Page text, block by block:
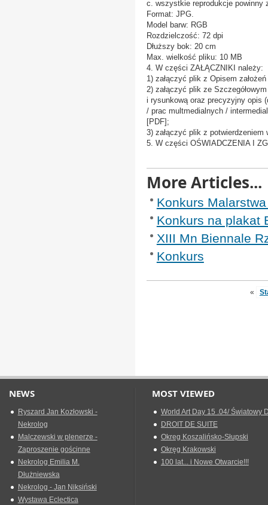
c. wszystkie reprodukcje powinny
Format: JPG.
Model barw: RGB
Rozdzielczość: 72 dpi
Dłuższy bok: 20 cm
Max. wielkość pliku: 10 MB
4. W części ZAŁĄCZNIKI należy:
1) załączyć plik z Opisem
2) załączyć plik ze
i rysunkową oraz precyzyjny opis
/ prac multmedialnych /
[PDF];
3) załączyć plik z potwierdzeniem
5. W części OŚWIADCZENIA I
More Articles...
Konkurs
Konkurs na plakat
XIII Mn Biennale
Konkurs
«
NEWS
Ryszard Jan Kozłowski -
Nekrolog
Malczewski w plenerze -
Zaproszenie gościnne
Nekrolog Emilia M.
Dłużniewska
Nekrolog - Jan Niksiński
Wystawa Eclectica
MOST VIEWED
World Art Day 15 .04/ Światowy
DROIT DE SUITE
Okreg Koszalińsko-Słupski
Okręg Krakowski
100 lat... i Nowe Otwarcie!!!